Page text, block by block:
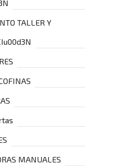
TALLER Y
MANUALES